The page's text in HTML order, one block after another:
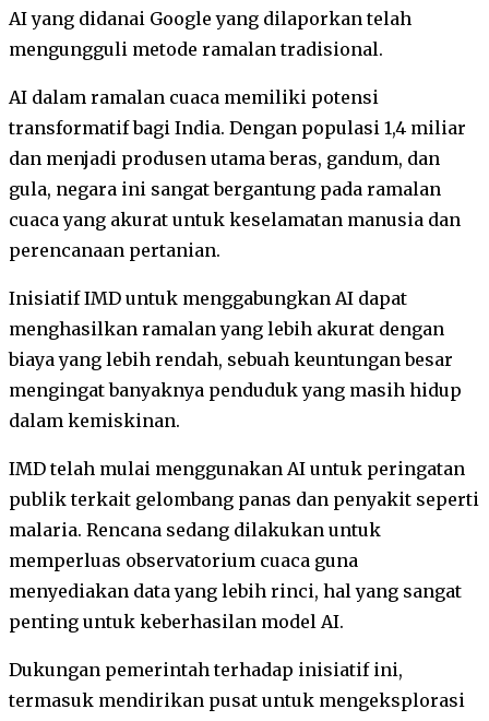
AI yang didanai Google yang dilaporkan telah
mengungguli metode ramalan tradisional.
AI dalam ramalan cuaca memiliki potensi
transformatif bagi India. Dengan populasi 1,4 miliar
dan menjadi produsen utama beras, gandum, dan
gula, negara ini sangat bergantung pada ramalan
cuaca yang akurat untuk keselamatan manusia dan
perencanaan pertanian.
Inisiatif IMD untuk menggabungkan AI dapat
menghasilkan ramalan yang lebih akurat dengan
biaya yang lebih rendah, sebuah keuntungan besar
mengingat banyaknya penduduk yang masih hidup
dalam kemiskinan.
IMD telah mulai menggunakan AI untuk peringatan
publik terkait gelombang panas dan penyakit seperti
malaria. Rencana sedang dilakukan untuk
memperluas observatorium cuaca guna
menyediakan data yang lebih rinci, hal yang sangat
penting untuk keberhasilan model AI.
Dukungan pemerintah terhadap inisiatif ini,
termasuk mendirikan pusat untuk mengeksplorasi